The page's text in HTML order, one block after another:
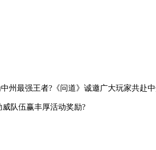
州最强王者?《问道》诚邀广大玩家共赴
队伍赢丰厚活动奖励?